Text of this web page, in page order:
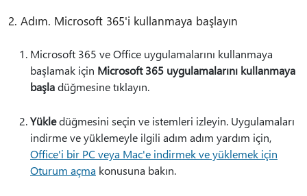
2. Adım. Microsoft 365'i kullanmaya başlayın
Microsoft 365 ve Office uygulamalarını kullanmaya
başlamak için Microsoft 365 uygulamalarını kullanmaya
başladüğmesine tıklayın.
Yükledüğmesini seçin ve istemleri izleyin. Uygulamaları
indirme ve yüklemeyle ilgili adım adım yardım için,
Office'i bir PC veya Mac'e indirmek ve yüklemek için
Oturum açma konusuna bakın.